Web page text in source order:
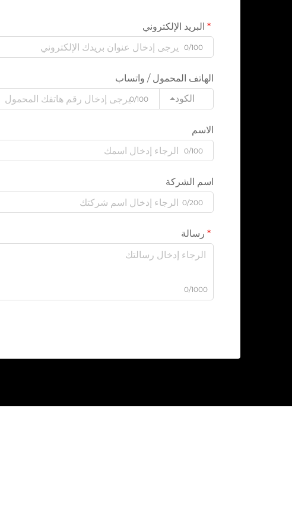
البريد الإلكتروني
0/100
الهاتف المحمول / واتساب
الكود
0/100
الاسم
0/100
اسم الشركة
0/200
رسالة
0/1000